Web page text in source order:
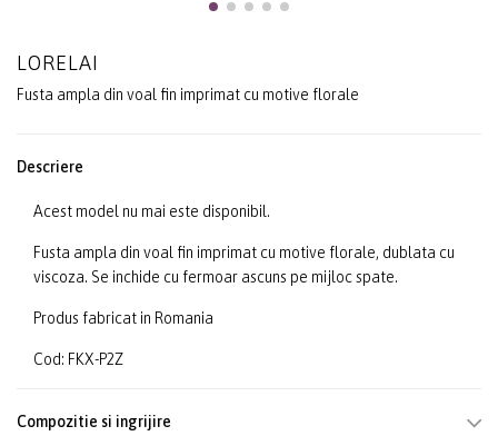
LORELAI
Fusta ampla din voal fin imprimat cu motive florale
Descriere
Acest model nu mai este disponibil.
Fusta ampla din voal fin imprimat cu motive florale, dublata cu
viscoza. Se inchide cu fermoar ascuns pe mijloc spate.
Produs fabricat in Romania
Cod: FKX-P2Z
Compozitie si ingrijire